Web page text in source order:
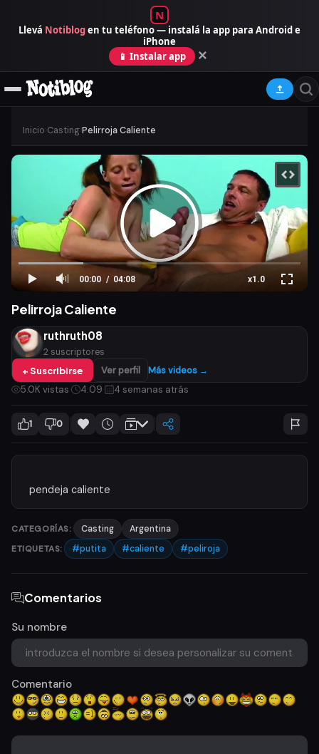
N
Llevá Notiblogen tu teléfono — instalá la app para Android e
iPhone
📱 Instalar app
×
Inicio CastingPelirroja Caliente
00:00 x1.0
04:08
Pelirroja Caliente
ruthruth08
2 suscriptores
+ Suscribirse Ver perfil Más videos →
5.0K vistas· 4:09· 4 semanas atrás
1 0
CATEGORÍAS: Casting
Argentina
ETIQUETAS:
#putita #caliente #peliroja
Comentarios
Su nombre
Comentario